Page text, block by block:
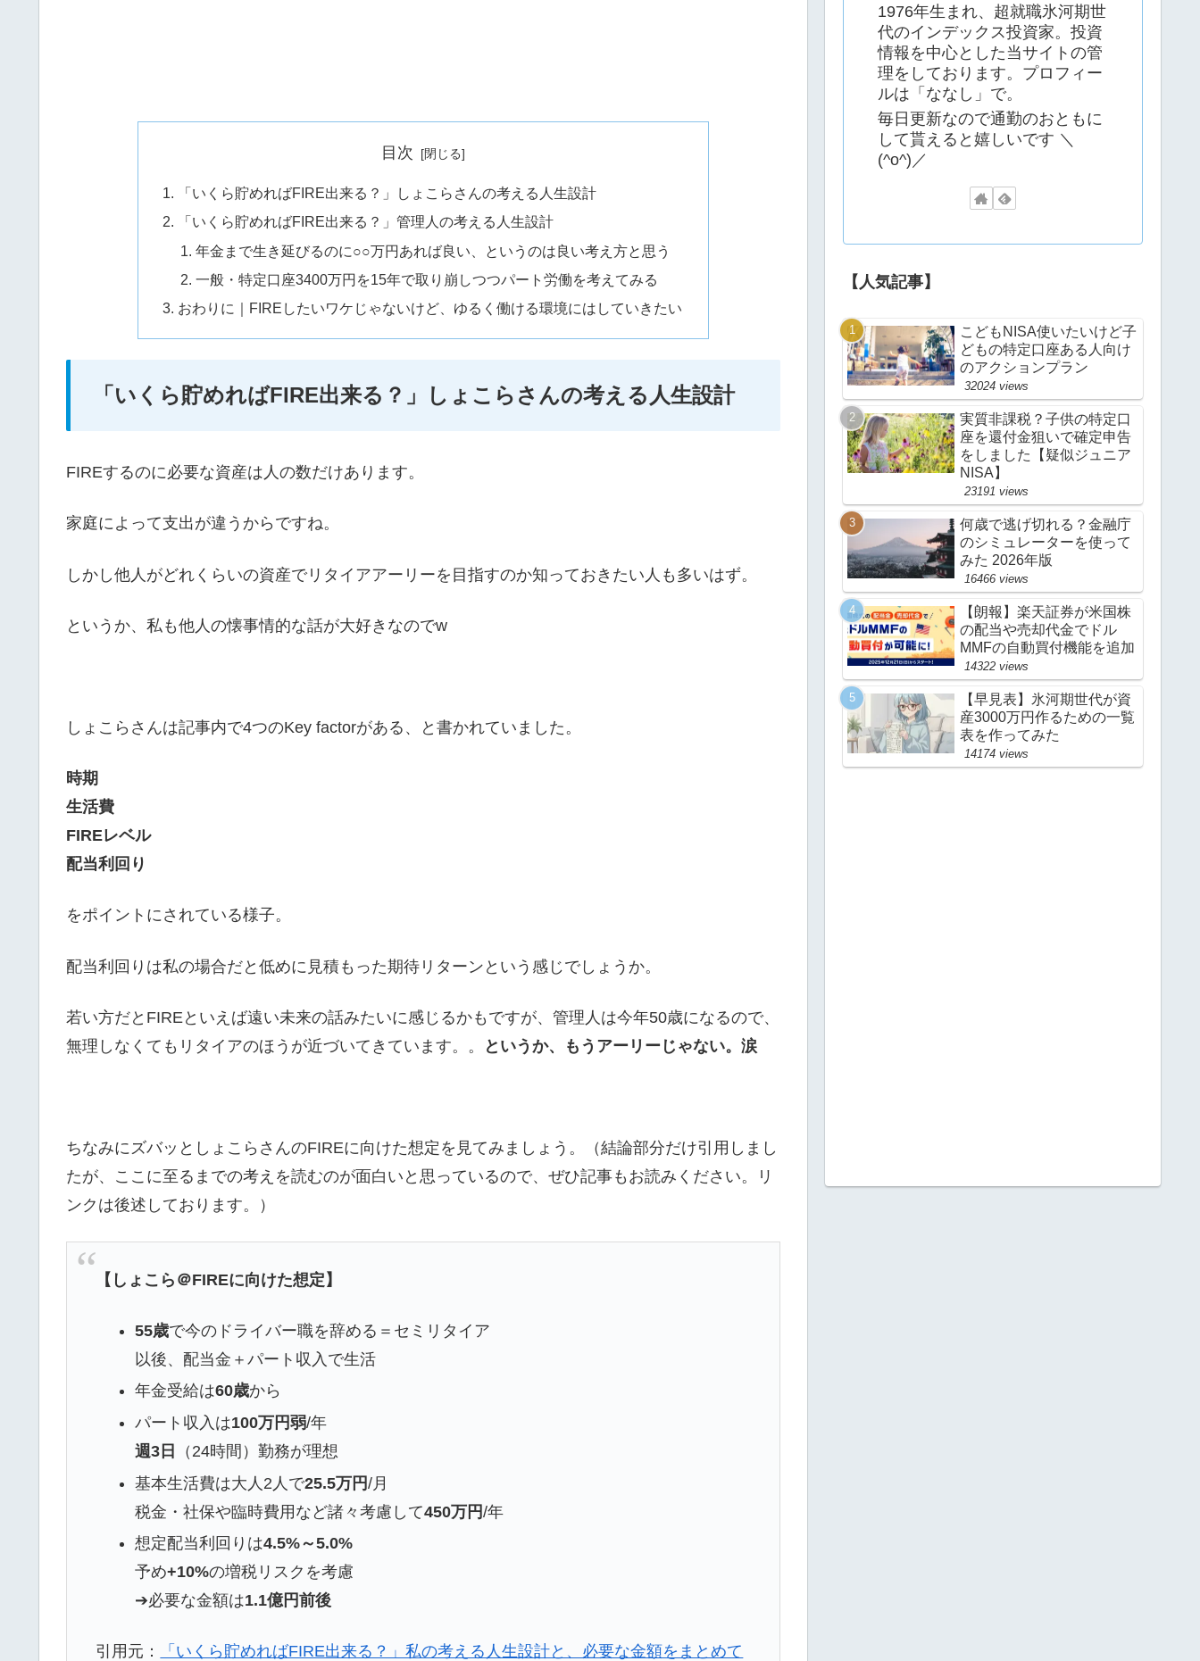
目次
「いくら貯めればFIRE出来る？」しょこらさんの考える人生設計
「いくら貯めればFIRE出来る？」管理人の考える人生設計
年金まで生き延びるのに○○万円あれば良い、というのは良い考え方と思う
一般・特定口座3400万円を15年で取り崩しつつパート労働を考えてみる
おわりに｜FIREしたいワケじゃないけど、ゆるく働ける環境にはしていきたい
「いくら貯めればFIRE出来る？」しょこらさんの考える人生設計
FIREするのに必要な資産は人の数だけあります。
家庭によって支出が違うからですね。
しかし他人がどれくらいの資産でリタイアアーリーを目指すのか知っておきたい人も多いはず。
というか、私も他人の懐事情的な話が大好きなのでw
しょこらさんは記事内で4つのKey factorがある、と書かれていました。
時期
生活費
FIREレベル
配当利回り
をポイントにされている様子。
配当利回りは私の場合だと低めに見積もった期待リターンという感じでしょうか。
若い方だとFIREといえば遠い未来の話みたいに感じるかもですが、管理人は今年50歳になるので、
無理しなくてもリタイアのほうが近づいてきています。。
というか、もうアーリーじゃない。涙
ちなみにズバッとしょこらさんのFIREに向けた想定を見てみましょう。（結論部分だけ引用しまし
たが、ここに至るまでの考えを読むのが面白いと思っているので、ぜひ記事もお読みください。リ
ンクは後述しております。）
【しょこら＠FIREに向けた想定】
55歳で今のドライバー職を辞める＝セミリタイア
以後、配当金＋パート収入で生活
年金受給は60歳から
パート収入は100万円弱/年
週3日
（24時間）勤務が理想
基本生活費は大人2人で25.5万円/月
税金・社保や臨時費用など諸々考慮して450万円/年
想定配当利回りは4.5%～5.0%
予め+10%の増税リスクを考慮
➔必要な金額は1.1億円前後
引用元： 「いくら貯めればFIRE出来る？」私の考える人生設計と、必要な金額をまとめて
1976年生まれ、超就職氷河期世
代のインデックス投資家。投資
情報を中心とした当サイトの管
理をしております。プロフィー
ルは「ななし」で。
毎日更新なので通勤のおともに
して貰えると嬉しいです ＼
(^o^)／
【人気記事】
こどもNISA使いたいけど子
どもの特定口座ある人向け
のアクションプラン
32024 views
実質非課税？子供の特定口
座を還付金狙いで確定申告
をしました【疑似ジュニア
NISA】
23191 views
何歳で逃げ切れる？金融庁
のシミュレーターを使って
みた 2026年版
16466 views
【朗報】楽天証券が米国株
の配当や売却代金でドル
MMFの自動買付機能を追加
14322 views
【早見表】氷河期世代が資
産3000万円作るための一覧
表を作ってみた
14174 views